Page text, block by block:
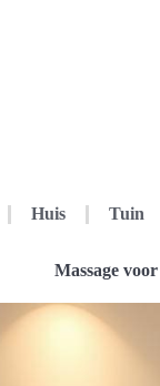
Huis Tuin
Massage